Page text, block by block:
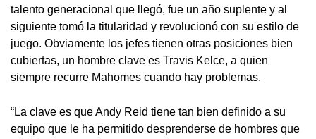
talento generacional que llegó, fue un año suplente y al
siguiente tomó la titularidad y revolucionó con su estilo de
juego. Obviamente los jefes tienen otras posiciones bien
cubiertas, un hombre clave es Travis Kelce, a quien
siempre recurre Mahomes cuando hay problemas.
“La clave es que Andy Reid tiene tan bien definido a su
equipo que le ha permitido desprenderse de hombres que